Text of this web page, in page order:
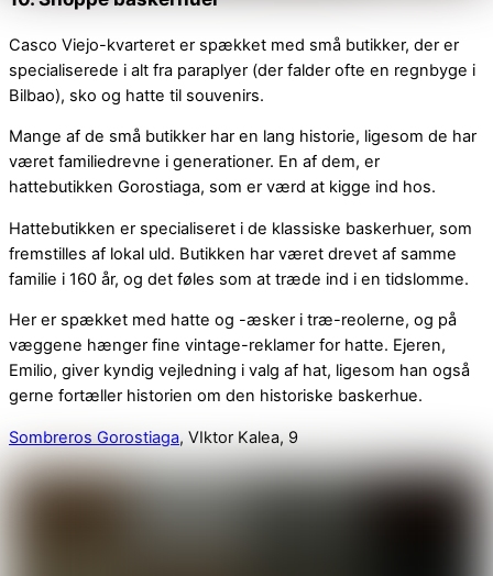
Casco Viejo-kvarteret er spækket med små butikker, der er
specialiserede i alt fra paraplyer (der falder ofte en regnbyge i
Bilbao), sko og hatte til souvenirs.
Mange af de små butikker har en lang historie, ligesom de har
været familiedrevne i generationer. En af dem, er
hattebutikken Gorostiaga, som er værd at kigge ind hos.
Hattebutikken er specialiseret i de klassiske baskerhuer, som
fremstilles af lokal uld. Butikken har været drevet af samme
familie i 160 år, og det føles som at træde ind i en tidslomme.
Her er spækket med hatte og -æsker i træ-reolerne, og på
væggene hænger fine vintage-reklamer for hatte. Ejeren,
Emilio, giver kyndig vejledning i valg af hat, ligesom han også
gerne fortæller historien om den historiske baskerhue.
Sombreros Gorostiaga, VIktor Kalea, 9